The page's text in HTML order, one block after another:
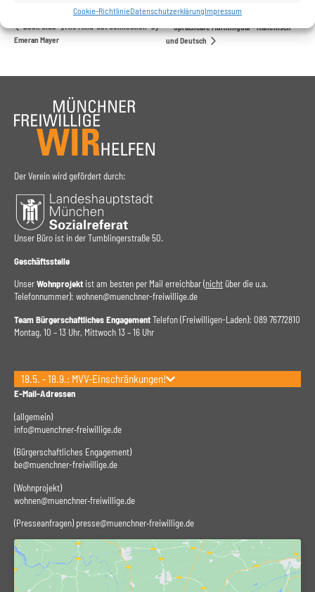
Cookie-RichtlinieDatenschutzerklärungImpressum
Book Club– „The Mind-Gut Connection“ by
Emeran Mayer
Sprachcafé Multilingual – Italienisch
und Deutsch
Der Verein wird gefördert durch:
Unser Büro ist in der Tumblingerstraße 50.
Geschäftsstelle
UnserWohnprojekt ist am besten per Mail erreichbar (nichtüber die u.a.
Telefonnummer): wohnen@muenchner-freiwillige.de
Team Bürgerschaftliches EngagementTelefon (Freiwilligen-Laden): 089 76772810
Montag, 10 – 13 Uhr, ​Mittwoch 13 – 16 Uhr
18.5. - 18.9.: MVV-Einschränkungen!
E-Mail-Adressen
(allgemein)
info@muenchner‑freiwillige.de
(Bürgerschaftliches Engagement)
be@muenchner-freiwillige.de
(Wohnprojekt)
wohnen@muenchner‑freiwillige.de
(Presseanfragen)presse@muenchner‑freiwillige.de